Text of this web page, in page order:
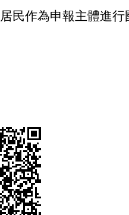
民作為申報主體進行